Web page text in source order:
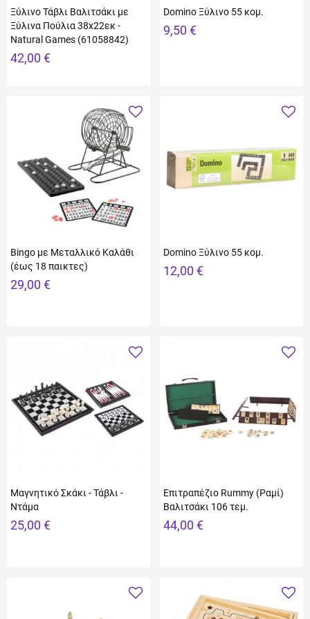
Ξύλινο Τάβλι Βαλιτσάκι με
Ξύλινα Πούλια 38x22εκ -
Natural Games (61058842)
42,00 €
Domino Ξύλινο 55 κομ.
9,50 €
Bingo με Μεταλλικό Καλάθι
(έως 18 παικτες)
29,00 €
Domino Ξύλινο 55 κομ.
12,00 €
Μαγνητικό Σκάκι - Τάβλι -
Ντάμα
25,00 €
Επιτραπέζιο Rummy (Ραμί)
Βαλιτσάκι 106 τεμ.
44,00 €